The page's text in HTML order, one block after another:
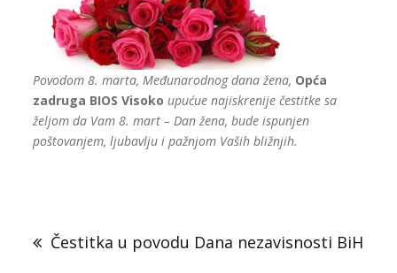
Povodom 8. marta, Međunarodnog dana žena, Opća
zadruga BIOS Visoko upućue najiskrenije čestitke sa
željom da Vam 8. mart – Dan žena, bude ispunjen
poštovanjem, ljubavlju i pažnjom Vaših bližnjih.
članaka
Čestitka u povodu Dana nezavisnosti BiH